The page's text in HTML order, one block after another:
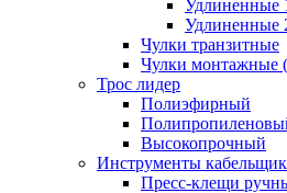
Удлиненные
Удлиненные
Чулки транзитные
Чулки монтажные
Трос лидер
Полиэфирный
Высокопрочный
Инструменты
Пресс-клещи